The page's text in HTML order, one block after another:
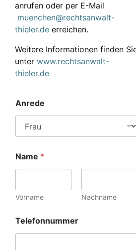
anrufen oder per E-Mail
muenchen@rechtsanwalt-
thieler.de erreichen.
Weitere Informationen finden
unter www.rechtsanwalt-
thieler.de
Anrede
Name *
Vorname Nachname
Telefonnummer